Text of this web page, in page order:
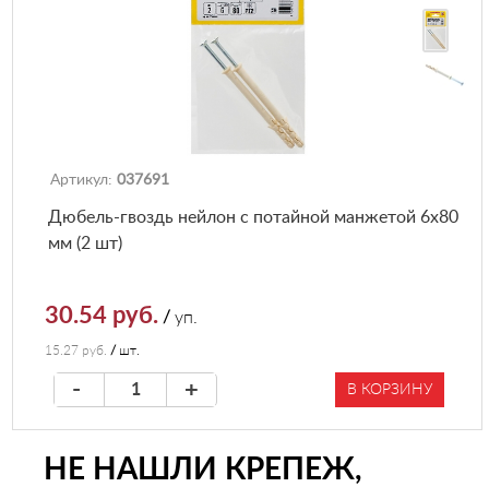
Артикул: 037691
Дюбель-гвоздь нейлон с потайной манжетой 6х80
мм (2 шт)
30.54 руб. /уп.
15.27 руб. / шт.
- + В КОРЗИНУ
НЕ НАШЛИ КРЕПЕЖ,